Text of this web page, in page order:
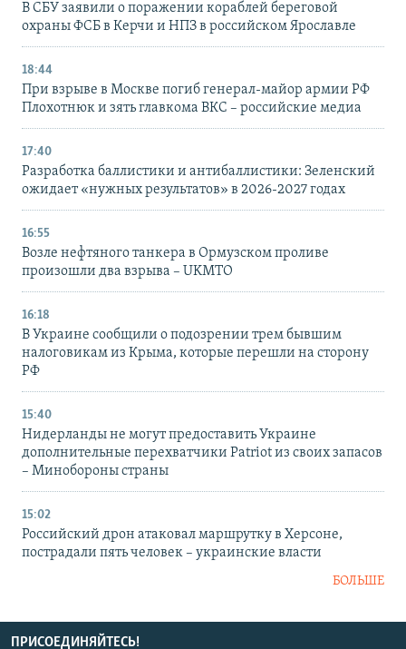
В СБУ заявили о поражении кораблей береговой
охраны ФСБ в Керчи и НПЗ в российском Ярославле
18:44
При взрыве в Москве погиб генерал-майор армии РФ
Плохотнюк и зять главкома ВКС – российские медиа
17:40
Разработка баллистики и антибаллистики: Зеленский
ожидает «нужных результатов» в 2026-2027 годах
16:55
Возле нефтяного танкера в Ормузском проливе
произошли два взрыва – UKMTO
16:18
В Украине сообщили о подозрении трем бывшим
налоговикам из Крыма, которые перешли на сторону
РФ
15:40
Нидерланды не могут предоставить Украине
дополнительные перехватчики Patriot из своих запасов
– Минобороны страны
15:02
Российский дрон атаковал маршрутку в Херсоне,
пострадали пять человек – украинские власти
БОЛЬШЕ
ПРИСОЕДИНЯЙТЕСЬ!